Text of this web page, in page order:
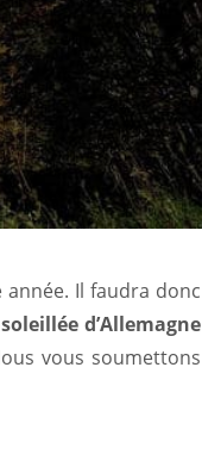
Il faudra donc
d’Allemagne
vous soumettons